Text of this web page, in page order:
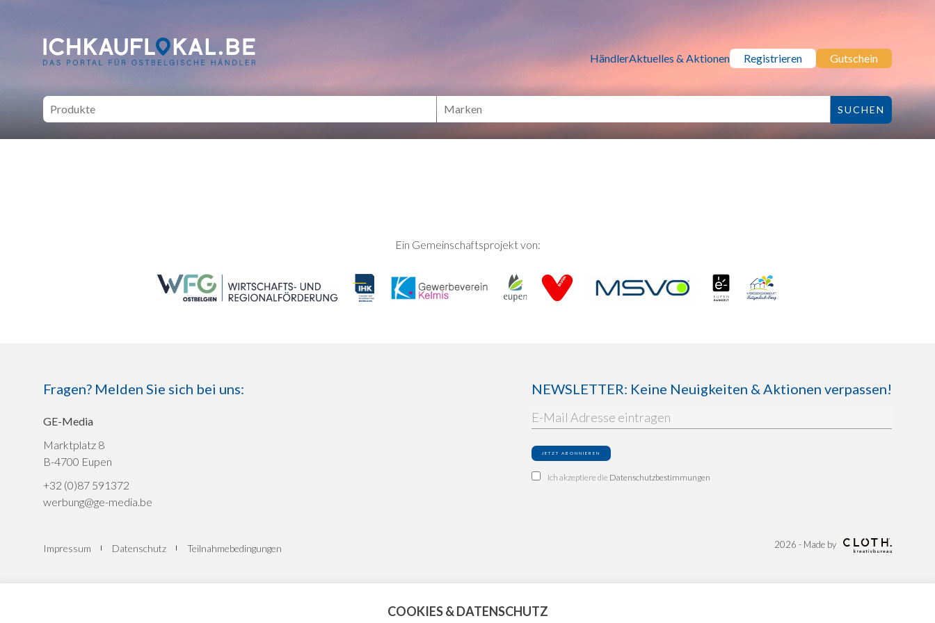
ich kauf lokal - Bei lokalen Händlern online Shoppen HändlerAktuelles & Aktionen Registrieren Gutschein
Ein Gemeinschaftsprojekt von:
Fragen? Melden Sie sich bei uns:
GE-Media
Marktplatz 8
B-4700 Eupen
+32 (0)87 591372
werbung@ge-media.be
NEWSLETTER: Keine Neuigkeiten & Aktionen verpassen!
Ich akzeptiere die Datenschutzbestimmungen
Impressum Datenschutz Teilnahmebedingungen 2026 - Made by
COOKIES & DATENSCHUTZ